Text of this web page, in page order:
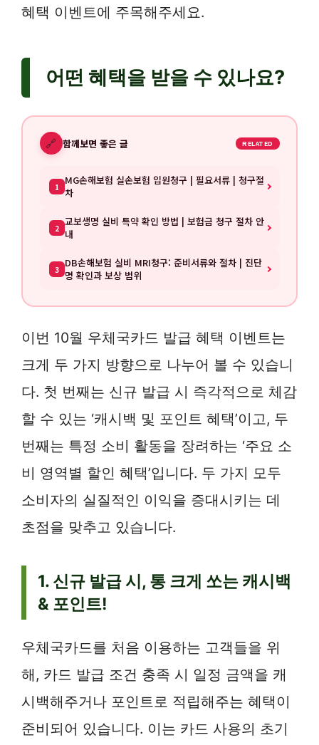
혜택 이벤트에 주목해주세요.
어떤 혜택을 받을 수 있나요?
🔗 함께보면 좋은 글 RELATED
1 MG손해보험 실손보험 입원청구 | 필요서류 | 청구절
차
2 교보생명 실비 특약 확인 방법 | 보험금 청구 절차 안
내
3 DB손해보험 실비 MRI청구: 준비서류와 절차 | 진단
명 확인과 보상 범위
이번 10월 우체국카드 발급 혜택 이벤트는
크게 두 가지 방향으로 나누어 볼 수 있습니
다. 첫 번째는 신규 발급 시 즉각적으로 체감
할 수 있는 ‘캐시백 및 포인트 혜택’이고, 두
번째는 특정 소비 활동을 장려하는 ‘주요 소
비 영역별 할인 혜택’입니다. 두 가지 모두
소비자의 실질적인 이익을 증대시키는 데
초점을 맞추고 있습니다.
1. 신규 발급 시, 통 크게 쏘는 캐시백
& 포인트!
우체국카드를 처음 이용하는 고객들을 위
해, 카드 발급 조건 충족 시 일정 금액을 캐
시백해주거나 포인트로 적립해주는 혜택이
준비되어 있습니다. 이는 카드 사용의 초기